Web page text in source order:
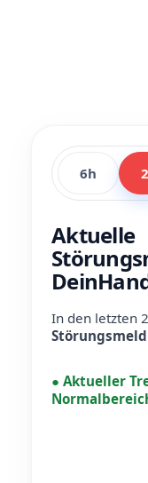
6h
Aktuelle
In den letzten
● Aktueller